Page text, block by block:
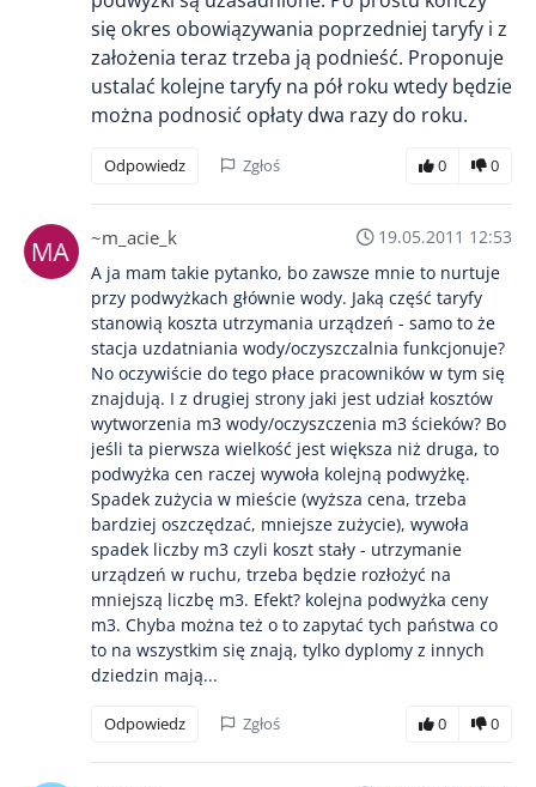
się okres obowiązywania poprzedniej taryfy i z
założenia teraz trzeba ją podnieść. Proponuje
ustalać kolejne taryfy na pół roku wtedy będzie
można podnosić opłaty dwa razy do roku.
Odpowiedz Zgłoś 0 0
~m_acie_k
19.05.2011 12:53
A ja mam takie pytanko, bo zawsze mnie to nurtuje
przy podwyżkach głównie wody. Jaką część taryfy
stanowią koszta utrzymania urządzeń - samo to że
stacja uzdatniania wody/oczyszczalnia funkcjonuje?
No oczywiście do tego płace pracowników w tym się
znajdują. I z drugiej strony jaki jest udział kosztów
wytworzenia m3 wody/oczyszczenia m3 ścieków? Bo
jeśli ta pierwsza wielkość jest większa niż druga, to
podwyżka cen raczej wywoła kolejną podwyżkę.
Spadek zużycia w mieście (wyższa cena, trzeba
bardziej oszczędzać, mniejsze zużycie), wywoła
spadek liczby m3 czyli koszt stały - utrzymanie
urządzeń w ruchu, trzeba będzie rozłożyć na
mniejszą liczbę m3. Efekt? kolejna podwyżka ceny
m3. Chyba można też o to zapytać tych państwa co
to na wszystkim się znają, tylko dyplomy z innych
dziedzin mają...
Odpowiedz Zgłoś 0 0